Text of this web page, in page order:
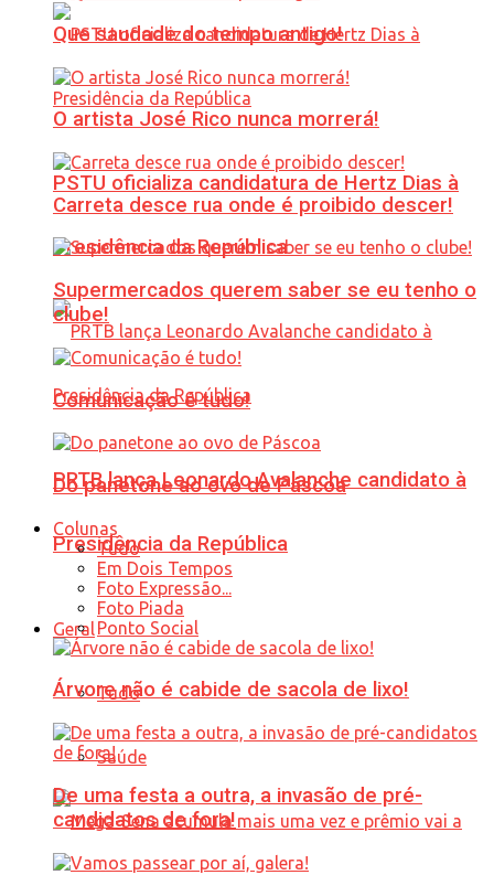
PSTU oficializa candidatura de Hertz Dias à
Presidência da República
PRTB lança Leonardo Avalanche candidato à
Presidência da República
Geral
Tudo
Saúde
Que saudade do tempo antigo!
O artista José Rico nunca morrerá!
Carreta desce rua onde é proibido descer!
Supermercados querem saber se eu tenho o
clube!
Comunicação é tudo!
Do panetone ao ovo de Páscoa
Colunas
Tudo
Em Dois Tempos
Foto Expressão...
Foto Piada
Ponto Social
Árvore não é cabide de sacola de lixo!
De uma festa a outra, a invasão de pré-
candidatos de fora!